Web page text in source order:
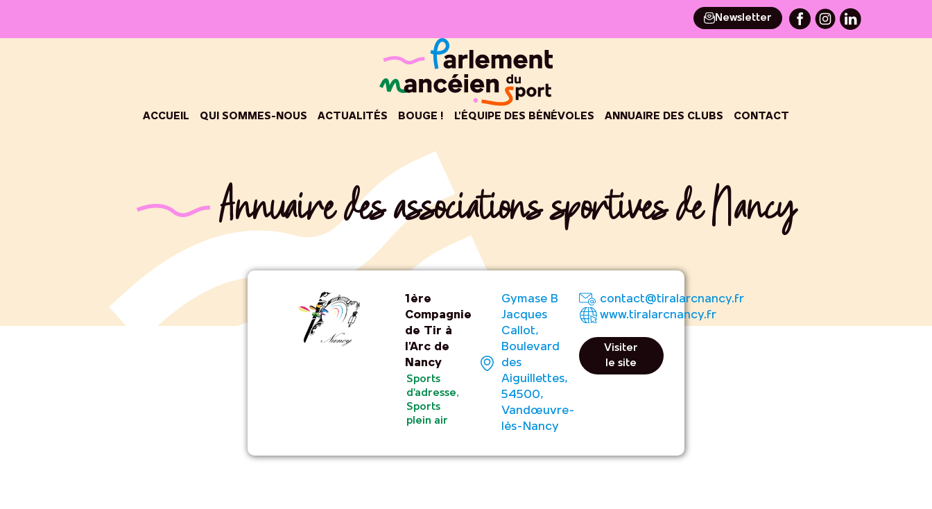
Newsletter
ACCUEIL QUI SOMMES-NOUS ACTUALITÉS BOUGE ! L’ÉQUIPE DES BÉNÉVOLES ANNUAIRE DES CLUBS CONTACT
Annuaire des associations sportives de Nancy
1ère
Compagnie
de Tir à
l’Arc de
Nancy
Sports
d'adresse,
Sports
plein air
Gymase B
Jacques
Callot,
Boulevard
des
Aiguillettes,
54500,
Vandœuvre-
lès-Nancy
contact@tiralarcnancy.fr
www.tiralarcnancy.fr
Visiter
le site